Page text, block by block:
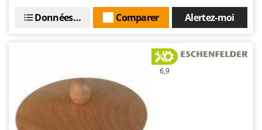
Pramac
Rato
Reber
Alertez-moi
Comparer
Données techniques
6,9